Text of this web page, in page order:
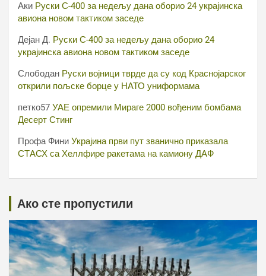
Аки Руски С-400 за недељу дана оборио 24 украјинска
авиона новом тактиком заседе
Дејан Д. Руски С-400 за недељу дана оборио 24
украјинска авиона новом тактиком заседе
Слободан Руски војници тврде да су код Краснојарског
открили пољске борце у НАТО униформама
петко57 УАЕ опремили Мираге 2000 вођеним бомбама
Десерт Стинг
Профа Фини Украјина први пут званично приказала
СТАСХ са Хеллфире ракетама на камиону ДАФ
Ако сте пропустили